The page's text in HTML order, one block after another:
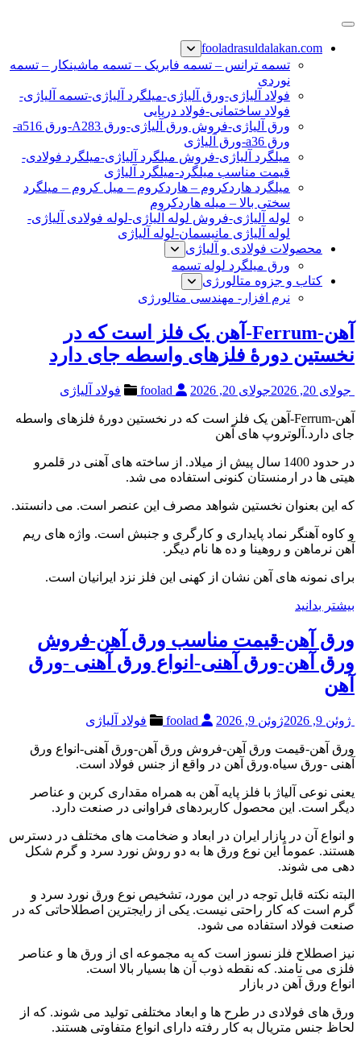
پرش
محتوا
نبشی فولادی-ناودانی فولادی-قیمت ورق-قیمت فولاد
fooladrasuldalakan.com
تسمه ترانس – تسمه فابریک – تسمه ماشینکار – تسمه
نوردی
فولاد آلیاژی-ورق آلیاژی-میلگرد آلیاژی-تسمه آلیاژی-
فولاد ساختمانی-فولاد دریایی
ورق آلیاژی-فروش ورق آلیاژی-ورق A283-ورق a516-
ورق a36-ورق آلیاژی
میلگرد آلیاژی-فروش میلگرد آلیاژی-میلگرد فولادی-
قیمت مناسب میلگرد-میلگرد آلیاژی
میلگرد هاردکروم – هاردکروم – میل کروم – میلگرد
سختی بالا – میله هاردکروم
لوله آلیاژی-فروش لوله آلیاژی-لوله فولادی آلیاژی-
لوله آلیاژی مانیسمان-لوله آلیاژی
محصولات فولادی و آلیاژی
ورق میلگرد لوله تسمه
کتاب و جزوه متالورژی
نرم افزار- مهندسی متالورژی
آهن-Ferrum-آهن یک فلز است که در
نخستین دورۀ فلزهای واسطه جای دارد
جولای 20, 2026 جولای 20, 2026 فولاد آلیاژی
آهن-Ferrum-آهن یک فلز است که در نخستین دورۀ فلزهای واسطه
جای دارد.آلوتروپ های آهن
در حدود 1400 سال پیش از میلاد. از ساخته های آهنی در قلمرو
هیتی ها در ارمنستان کنونی استفاده می شد.
که این بعنوان نخستین شواهد مصرف این عنصر است. می دانستند.
و کاوه آهنگر نماد پایداری و کارگری و جنبش است. واژه های ریم
آهن نرماهن و روهینا و ده ها نام دیگر.
برای نمونه های آهن نشان از کهنی این فلز نزد ایرانیان است.
بیشتر بدانید
ورق آهن-قیمت مناسب ورق آهن-فروش
ورق آهن-ورق آهنی-انواع ورق آهنی -ورق
آهن
ژوئن 9, 2026 ژوئن 9, 2026 فولاد آلیاژی
ورق آهن-قیمت ورق آهن-فروش ورق آهن-ورق آهنی-انواع ورق
آهنی -ورق سیاه.ورق آهن در واقع از جنس فولاد است.
یعنی نوعی آلیاژ با فلز پایه آهن به همراه مقداری کربن و عناصر
دیگر است. این محصول کاربردهای فراوانی در صنعت دارد.
و انواع آن در بازار ایران در ابعاد و ضخامت های مختلف در دسترس
هستند. عموماً این نوع ورق ها به دو روش نورد سرد و گرم شکل
دهی می شوند.
البته نکته قابل توجه در این مورد، تشخیص نوع ورق نورد سرد و
گرم است که کار راحتی نیست. یکی از رایجترین اصطلاحاتی که در
صنعت فولاد استفاده می شود.
نیز اصطلاح فلز نسوز است که به مجموعه ای از ورق ها و عناصر
فلزی می نامند. که نقطه ذوب آن ها بسیار بالا است.
انواع ورق آهن در بازار
ورق های فولادی در طرح ها و ابعاد مختلفی تولید می شوند. که از
لحاظ جنس متریال به کار رفته دارای انواع متفاوتی هستند.